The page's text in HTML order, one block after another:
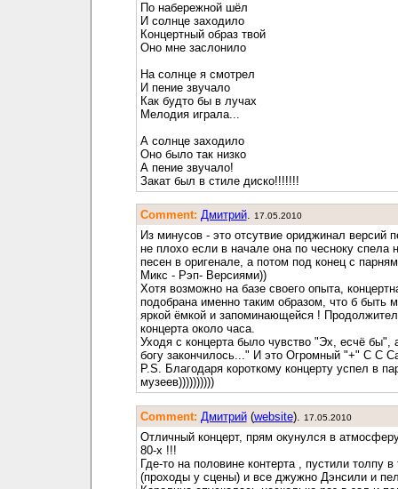
По набережной шёл
И солнце заходило
Концертный образ твой
Оно мне заслонило
На солнце я смотрел
И пение звучало
Как будто бы в лучах
Мелодия играла...
А солнце заходило
Оно было так низко
А пение звучало!
Закат был в стиле диско!!!!!!!
Comment: Дмитрий. 17.05.2010
Из минусов - это отсутвие ориджинал версий
не плохо если в начале она по чесноку спела
песен в оригенале, а потом под конец с
Микс - Рэп- Версиями))
Хотя возможно на базе своего опыта,
подобрана именно таким образом, что б быть
яркой ёмкой и запоминающейся !
концерта около часа.
Уходя с концерта было чувство "Эх, есчё бы",
богу закончилось..." И это Огромный "+" C C
P.S. Благодаря короткому концерту успел в
музеев))))))))))
Comment: Дмитрий(website). 17.05.2010
Отличный концерт, прям окунулся в
80-х !!!
Где-то на половине контерта , пустили толпу в
(проходы у сцены) и все джужно Дэнсили и